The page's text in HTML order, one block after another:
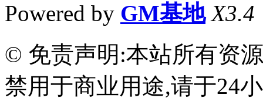
Powered by GM基地 X3.4
© 免责声明:本站所有资
禁用于商业用途,请于24